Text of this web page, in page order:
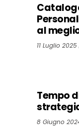
al
11 Luglio 2025
Tempo
8 Giugno